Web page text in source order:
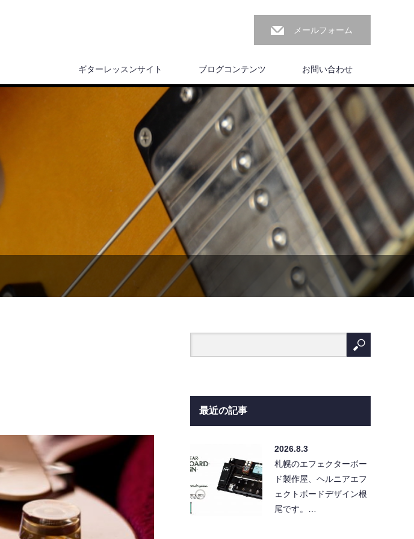
メールフォーム
ギターレッスンサイト ブログコンテンツ お問い合わせ
最近の記事
2026.8.3
札幌のエフェクターボー
ド製作屋、ヘルニアエフ
ェクトボードデザイン根
尾です。…